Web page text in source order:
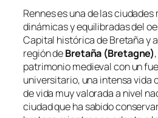
Rennes es una de las
dinámicas y equilibradas del
Capital histórica de Bretaña y
región deBretaña (Bretagne)
patrimonio medieval con un
universitario, una intensa vida
de vida muy valorada a nivel
ciudad que ha sabido